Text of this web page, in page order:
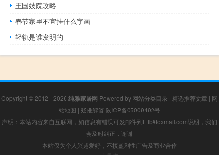
王国妓院攻略
春节家里不宜挂什么字画
轻轨是谁发明的
Copyright © 2012 - 2026 纯雅家居网 Powered by 网站分类目录 | 精选推荐文章 | 网
站地图 | 疑难解答 陕ICP备05009492号
声明：本站内容来自互联网，如信息有错误可发邮件到f_fb#foxmail.com说明，我们
会及时纠正，谢谢
本站仅为个人兴趣爱好，不接盈利性广告及商业合作